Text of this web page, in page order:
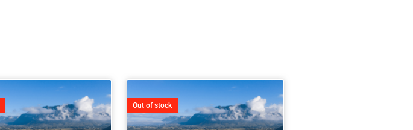
Out of stock